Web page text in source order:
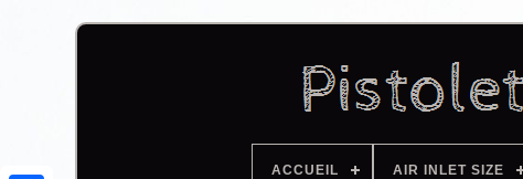
ACCUEIL AIR INLET SIZE